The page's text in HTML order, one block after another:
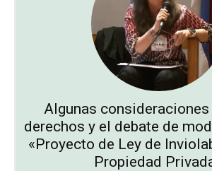
Algunas
derechos y el debate de
«Proyecto de Ley de
Propiedad